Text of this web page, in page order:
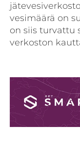
vesimäärä on
on siis turvattu
verkoston